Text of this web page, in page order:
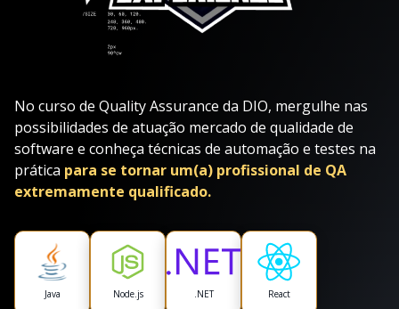
No curso de Quality Assurance da DIO, mergulhe nas
possibilidades de atuação mercado de qualidade de
software e conheça técnicas de automação e testes na
prática para se tornar um(a) profissional de QA
extremamente qualificado.
Java Node.js .NET React